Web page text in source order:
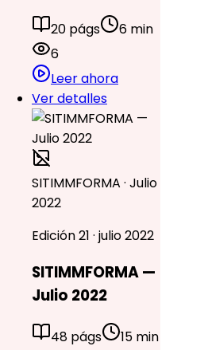
20 págs
6 min
6
Leer ahora
Ver detalles
SITIMMFORMA · Julio
2022
Edición 21 · julio 2022
SITIMMFORMA —
Julio 2022
48 págs
15 min